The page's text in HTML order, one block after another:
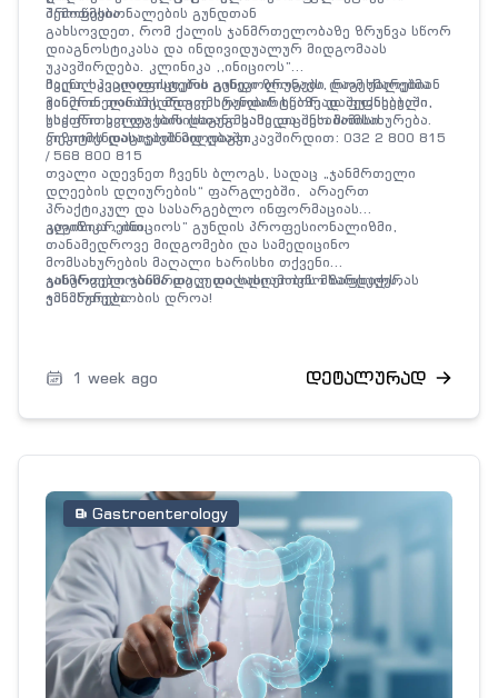
შემოწმება.
პროფესიონალების გუნდთან
გახსოვდეთ, რომ ქალის ჯანმრთელობაზე ზრუნვა სწორ
დიაგნოსტიკასა და ინდივიდუალურ მიდგომაას
უკავშირდება. კლინიკა ,,ინიციოს”
მაღალკვალიფიციური გინეკოლოგები დაგეხმარებიან
ჯანმრთელობის მდგომარეობის სწორად შეფასებაში,
საჭირო კვლევების დაგეგმვასა და შესაბამისი
რეკომენდაციების მიღებაში.
ჩვენი სპეციალისტების გუნდი ზრუნავს, რომ ქალებმა
მიიღონ თანამედროვე სტანდარტებზე დაფუძნებული,
უსაფრთხო და ხარისხიანი სამედიცინო მომსახურება.
ვიზიტის დასაჯავშნად დაგვიკავშირდით: 032 2 800 815
/ 568 800 815
თვალი ადევნეთ ჩვენს ბლოგს, სადაც „ჯანმრთელი
დღეების დღიურების“ ფარგლებში, არაერთ
პრაქტიკულ და სასარგებლო ინფორმაციას
გაგიზიარებთ.
კლინიკა ,,ინიციოს” გუნდის პროფესიონალიზმი,
თანამედროვე მიდგომები და სამედიცინო
მომსახურების მაღალი ხარისხი თქვენი
ჯანმრთელობისა და კეთილდღეობის მხარდაჭერას
ემსახურება.
გისურვებთ ჯანმრთელ და სასიამოვნო ზაფხულს,
ჯანმრთელობის დროა!
1 week ago დეტალურად
Gastroenterology